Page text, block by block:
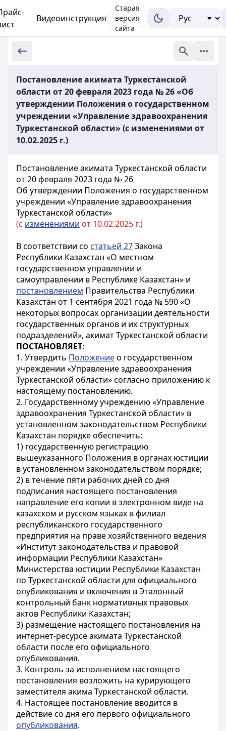
Видеоинструкция
Старая
версия
сайта
Постановление акимата Туркестанской
области от 20 февраля 2023 года № 26 «Об
утверждении Положения о государственном
учреждении «Управление здравоохранения
Туркестанской области» (с изменениями от
10.02.2025 г.)
Постановление акимата Туркестанской области
от 20 февраля 2023 года № 26
Об утверждении Положения о государственном
учреждении «Управление здравоохранения
Туркестанской области»
(с изменениями от 10.02.2025 г.)
В соответствии со статьей 27Закона
Республики Казахстан «О местном
государственном управлении и
самоуправлении в Республике Казахстан» и
постановлением Правительства Республики
Казахстан от 1 сентября 2021 года № 590 «О
некоторых вопросах организации деятельности
государственных органов и их структурных
подразделений», акимат Туркестанской области
ПОСТАНОВЛЯЕТ:
1. Утвердить Положениео государственном
учреждении «Управление здравоохранения
Туркестанской области» согласно приложению к
настоящему постановлению.
2. Государственному учреждению «Управление
здравоохранения Туркестанской области» в
установленном законодательством Республики
Казахстан порядке обеспечить:
1) государственную регистрацию
вышеуказанного Положения в органах юстиции
в установленном законодательством порядке;
2) в течение пяти рабочих дней со дня
подписания настоящего постановления
направление его копии в электронном виде на
казахском и русском языках в филиал
республиканского государственного
предприятия на праве хозяйственного ведения
«Институт законодательства и правовой
информации Республики Казахстан»
Министерства юстиции Республики Казахстан
по Туркестанской области для официального
опубликования и включения в Эталонный
контрольный банк нормативных правовых
актов Республики Казахстан;
3) размещение настоящего постановления на
интернет-ресурсе акимата Туркестанской
области после его официального
опубликования.
3. Контроль за исполнением настоящего
постановления возложить на курирующего
заместителя акима Туркестанской области.
4. Настоящее постановление вводится в
действие со дня его первого официального
опубликования.